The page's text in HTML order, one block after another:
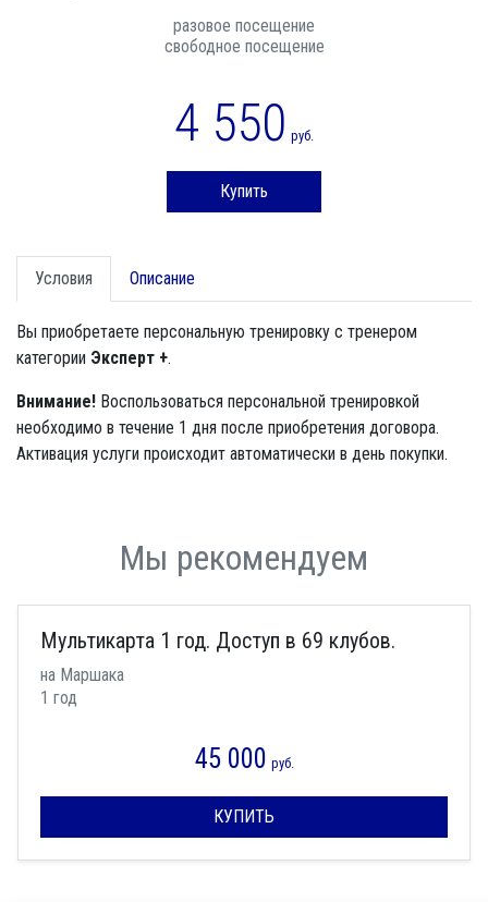
разовое посещение
свободное посещение
4 550 руб.
Купить
Условия Описание
Вы приобретаете персональную тренировку с тренером
категории Эксперт +.
Внимание! Воспользоваться персональной тренировкой
необходимо в течение 1 дня после приобретения договора.
Активация услуги происходит автоматически в день покупки.
Мы рекомендуем
Мультикарта 1 год. Доступ в 69 клубов.
на Маршака
1 год
45 000 руб.
КУПИТЬ